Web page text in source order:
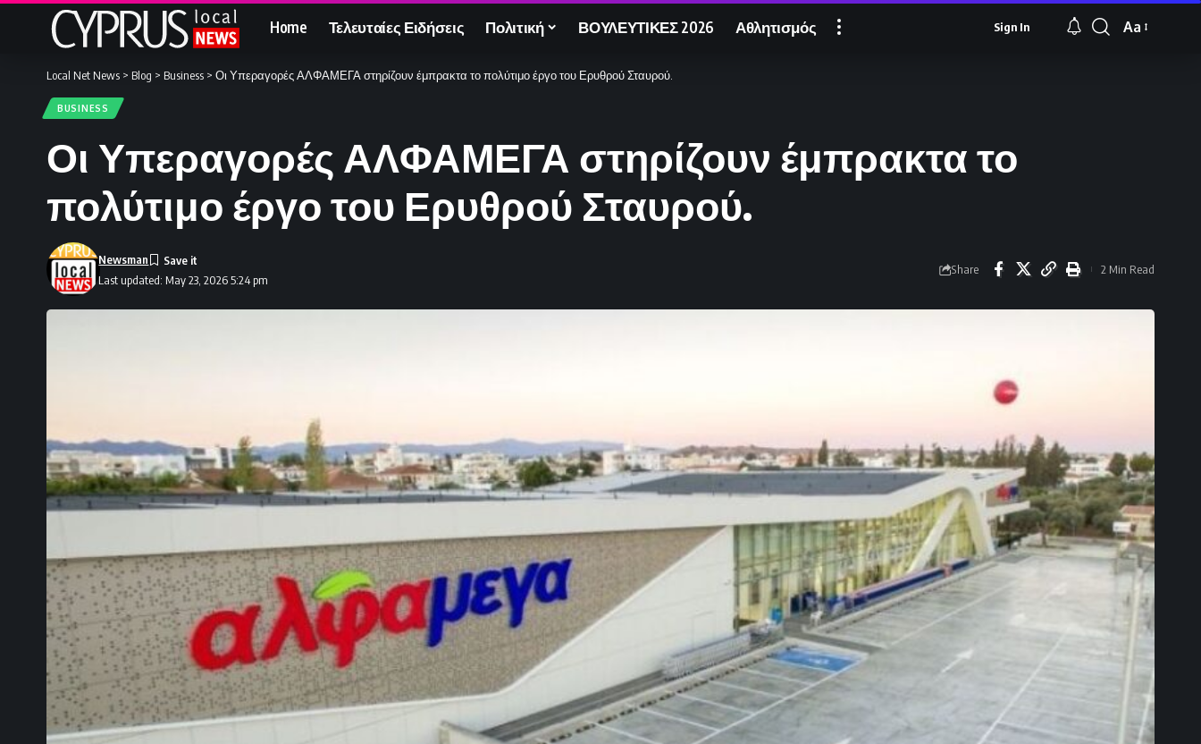
Home Τελευταίες Ειδήσεις Πολιτική ΒΟΥΛΕΥΤΙΚΕΣ 2026 Αθλητισμός Sign In
Font
Aa
Local Net News > Blog > Business > Οι Υπεραγορές ΑΛΦΑΜΕΓΑ στηρίζουν έμπρακτα το πολύτιμο έργο του Ερυθρού Σταυρού.
BUSINESS
Οι Υπεραγορές ΑΛΦΑΜΕΓΑ στηρίζουν έμπρακτα το
πολύτιμο έργο του Ερυθρού Σταυρού.
Last updated: May 23, 2026 5:24 pm
Newsman
Share 2 Min Read